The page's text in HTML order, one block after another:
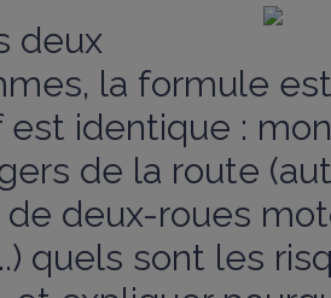
deux
la formule
est identique :
de la route
de deux-roues
quels sont les